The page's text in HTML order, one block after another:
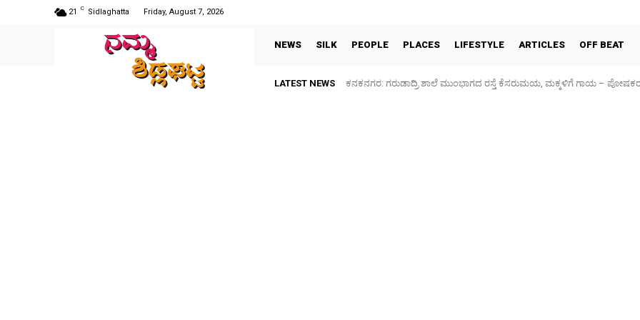
21 C Sidlaghatta Friday, August 7, 2026
NEWS SILK PEOPLE PLACES LIFESTYLE ARTICLES OFF BEAT
LATEST NEWS ಕನಕನಗರ: ಗರುಡಾದ್ರಿ ಶಾಲೆ ಮುಂಭಾಗದ ರಸ್ತೆ ಕೆಸರುಮಯ, ಮಕ್ಕಳಿಗೆ ಗಾಯ –